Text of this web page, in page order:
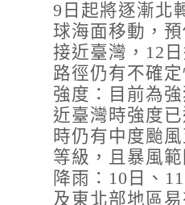
9日起將逐漸北
球海面移動，
接近臺灣，12
路徑仍有不確
強度：目前為
近臺灣時強度
時仍有中度颱
等級，且暴風
降雨：10日、
及東北部地區